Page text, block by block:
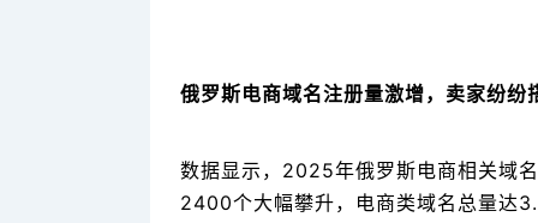
俄罗斯电商域名注册量激增，卖家纷纷
数据显示，2025年俄罗斯电商相关域
2400个大幅攀升，电商类域名总量达